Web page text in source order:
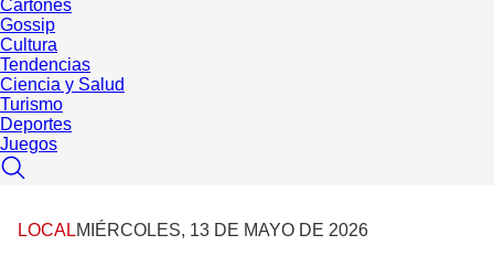
Cartones
Gossip
Cultura
Tendencias
Ciencia y Salud
Turismo
Deportes
Juegos
LOCALMIÉRCOLES, 13 DE MAYO DE 2026